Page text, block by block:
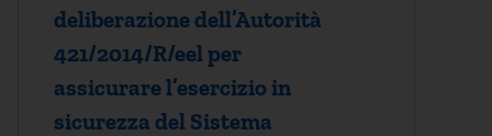
deliberazione dell’Autorità
421/2014/R/eel per
assicurare l’esercizio in
sicurezza del Sistema